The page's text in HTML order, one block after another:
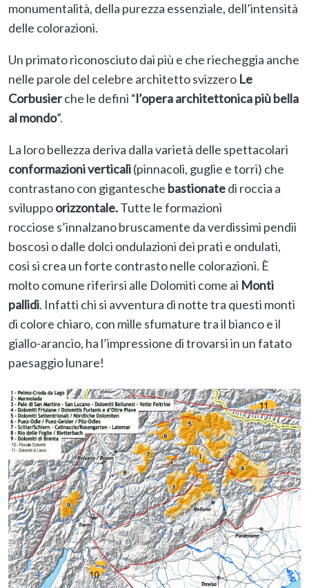
monumentalità, della purezza essenziale, dell’intensità
delle colorazioni.
Un primato riconosciuto dai più e che riecheggia anche
nelle parole del celebre architetto svizzero Le
Corbusierche le definì “l’opera architettonica più bella
al mondo”.
La loro bellezza deriva dalla varietà delle spettacolari
conformazioni verticali(pinnacoli, guglie e torri) che
contrastano con gigantesche bastionatedi roccia a
sviluppoorizzontale.Tutte le formazioni
rocciose s’innalzano bruscamente da verdissimi pendii
boscosi o dalle dolci ondulazioni dei prati e ondulati,
così si crea un forte contrasto nelle colorazioni. È
molto comune riferirsi alle Dolomiti come ai Monti
pallidi. Infatti chi si avventura di notte tra questi monti
di colore chiaro, con mille sfumature tra il bianco e il
giallo-arancio, ha l’impressione di trovarsi in un fatato
paesaggio lunare!